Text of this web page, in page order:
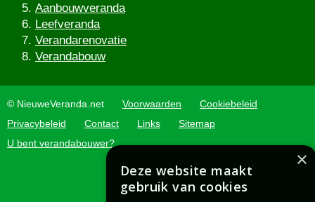
Aanbouwveranda
Leefveranda
Verandarenovatie
Verandabouw
© NieuweVeranda.net Voorwaarden
Cookiebeleid
Privacybeleid
Contact Links
Sitemap
U bent verandabouwer?
×
Deze website maakt
gebruik van cookies